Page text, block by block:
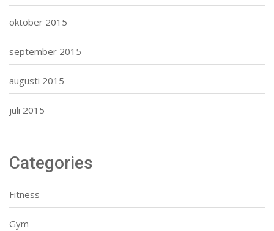
oktober 2015
september 2015
augusti 2015
juli 2015
Categories
Fitness
Gym